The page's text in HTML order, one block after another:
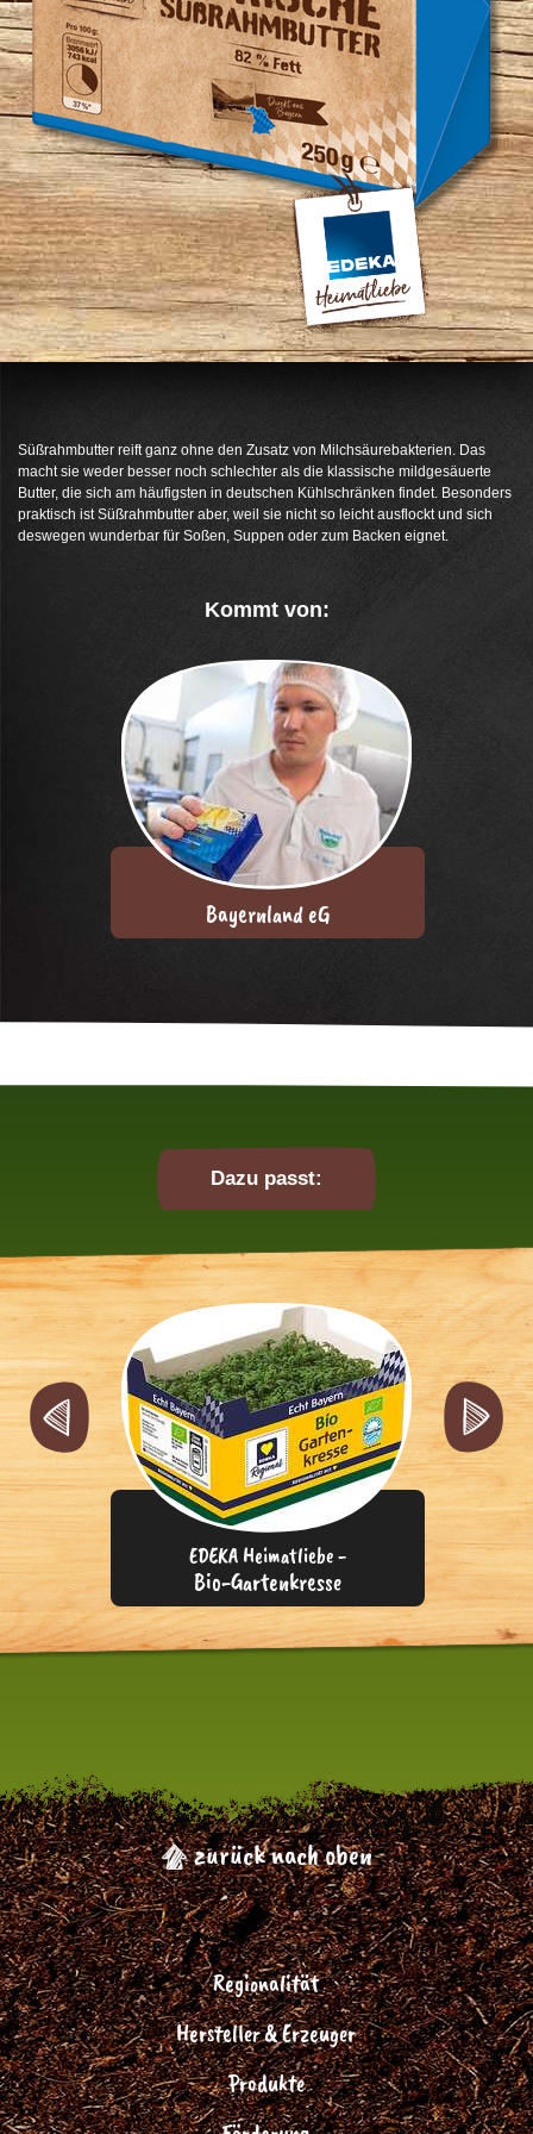
Süßrahmbutter reift ganz ohne den Zusatz von Milchsäurebakterien. Das
macht sie weder besser noch schlechter als die klassische mildgesäuerte
Butter, die sich am häufigsten in deutschen Kühlschränken findet. Besonders
praktisch ist Süßrahmbutter aber, weil sie nicht so leicht ausflockt und sich
deswegen wunderbar für Soßen, Suppen oder zum Backen eignet.
Kommt von:
Bayernland eG
Dazu passt:
EDEKA Heimatliebe -
Bio-Gartenkresse
zurück nach oben
Regionalität
Hersteller & Erzeuger
Produkte